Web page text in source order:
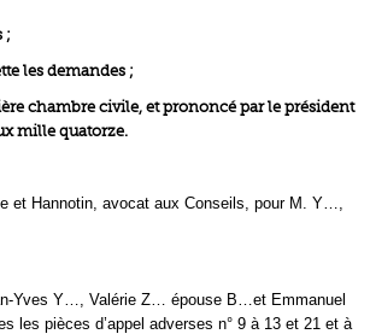
;
les demandes ;
chambre civile, et prononcé par le président
mille quatorze.
et Hannotin, avocat aux Conseils, pour M. Y…,
Yves Y…, Valérie Z… épouse B…et Emmanuel
les pièces d’appel adverses n° 9 à 13 et 21 et à